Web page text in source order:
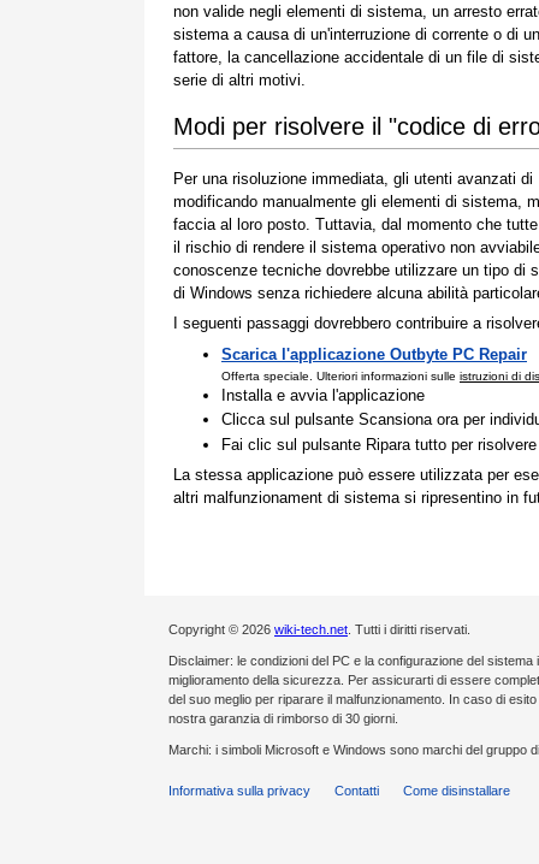
non valide negli elementi di sistema, un arresto
sistema a causa di un'interruzione di corrente o di
fattore, la cancellazione accidentale di un file di
serie di altri motivi.
Modi per risolvere il "codice di
Per una risoluzione immediata, gli utenti avanzati
modificando manualmente gli elementi di sistema,
faccia al loro posto. Tuttavia, dal momento che
il rischio di rendere il sistema operativo non
conoscenze tecniche dovrebbe utilizzare un tipo di
di Windows senza richiedere alcuna abilità
I seguenti passaggi dovrebbero contribuire a
Scarica l'applicazione Outbyte PC Repair
Offerta speciale. Ulteriori informazioni sulle istruzioni di
Installa e avvia l'applicazione
Clicca sul pulsante Scansiona ora per
Fai clic sul pulsante Ripara tutto per
La stessa applicazione può essere utilizzata per
altri malfunzionament di sistema si ripresentino in
Copyright © 2026 wiki-tech.net . Tutti i diritti riservati.
Disclaimer: le condizioni del PC e la configurazione del
miglioramento della sicurezza. Per assicurarti di essere
del suo meglio per riparare il malfunzionamento. In caso di
nostra garanzia di rimborso di 30 giorni.
Marchi: i simboli Microsoft e Windows sono marchi del gruppo
Informativa sulla privacy Contatti Come disinstallare